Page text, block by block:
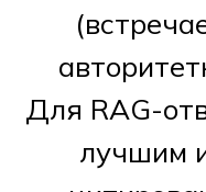
Для RAG-
лучшим